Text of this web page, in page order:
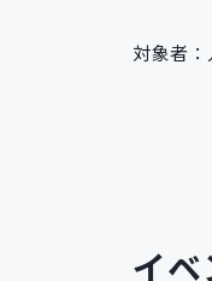
対象者
イ